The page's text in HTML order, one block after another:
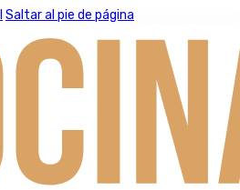
Saltar al pie de página